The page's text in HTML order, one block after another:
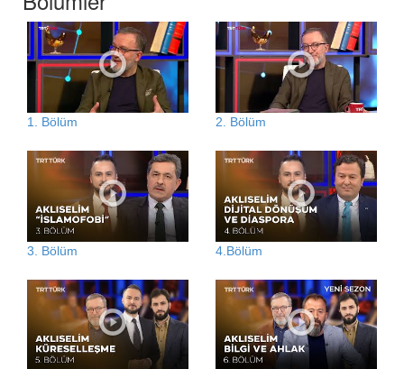
1. Bölüm 2. Bölüm
3. Bölüm 4.Bölüm